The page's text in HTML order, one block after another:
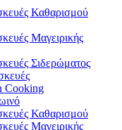
Καθαρισμού
Μαγειρικής
Σιδερώματος
Cooking
Καθαρισμού
Μαγειρικής